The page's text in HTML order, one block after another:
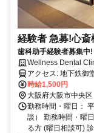
経験者 急募!心斎
歯科助手経験者募集中
Wellness Dental
アクセス: 地下鉄御堂筋線「心斎橋駅」No.7出口よりすぐ （心斎橋大
丸店向かい・OPA隣
時給1,500円
大阪府大阪市中央区
勤務時間・曜日：
談） 勤務時間・曜
る方 (曜日相談可)